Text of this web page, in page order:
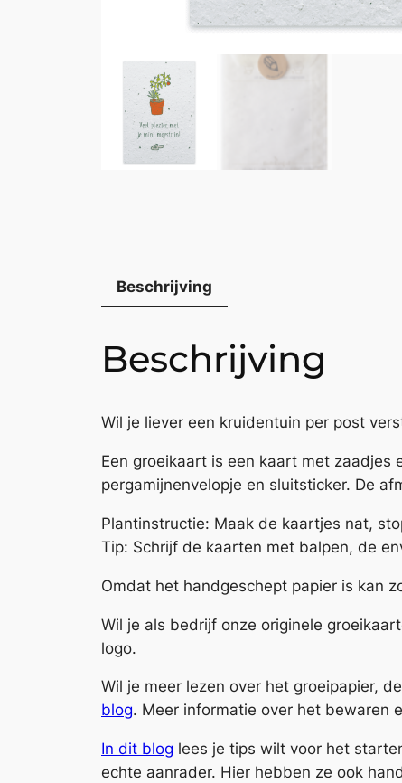
Beschrijving
Beschrijving
Wil je liever een kruidentuin per post
Een groeikaart is een kaart met
pergamijnenvelopje en sluitsticker. De
Plantinstructie: Maak de kaartjes nat,
Tip: Schrijf de kaarten met balpen, de
Omdat het handgeschept papier is kan
Wil je als bedrijf onze originele
logo.
Wil je meer lezen over het groeipapier,
blog. Meer informatie over het bewaren
In dit blog lees je tips wilt voor het
echte aanrader. Hier hebben ze ook